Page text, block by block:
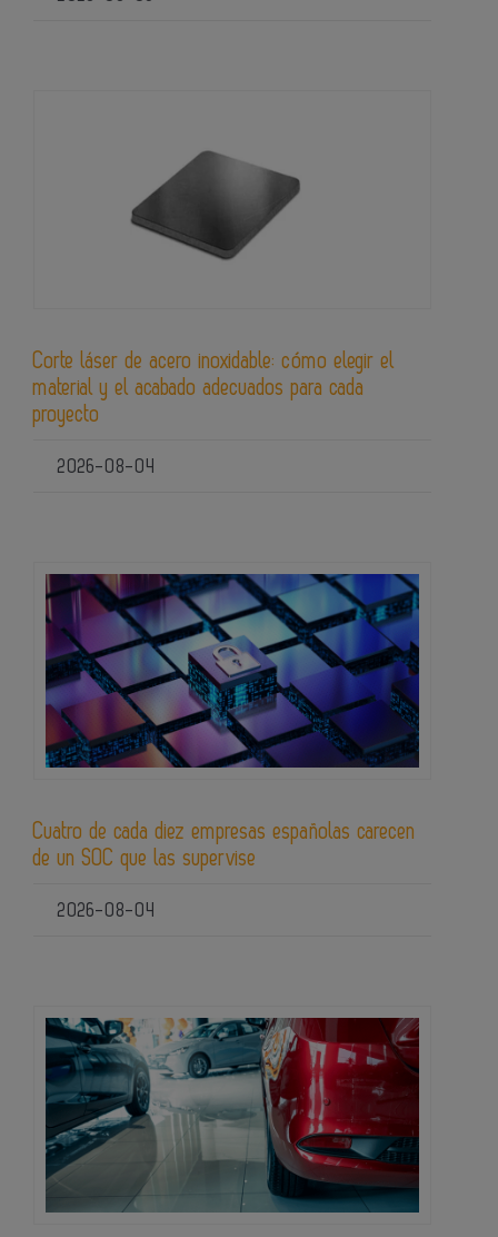
Corte láser de acero inoxidable: cómo elegir el
material y el acabado adecuados para cada
proyecto
2026-08-04
Cuatro de cada diez empresas españolas carecen
de un SOC que las supervise
2026-08-04